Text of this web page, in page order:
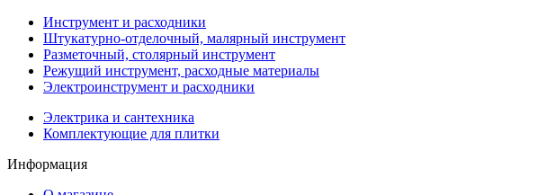
Инструмент и расходники
Штукатурно-отделочный, малярный инструмент
Разметочный, столярный инструмент
Режущий инструмент, расходные материалы
Электроинструмент и расходники
Электрика и сантехника
Комплектующие для плитки
Информация